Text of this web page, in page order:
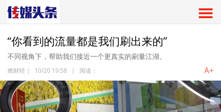
“你看到的流量都是我们刷出来的”
不同视角下，帮助我们接近一个更真实的刷量江湖。
燃财经 | 10/20 19:58 | 阅读： A+